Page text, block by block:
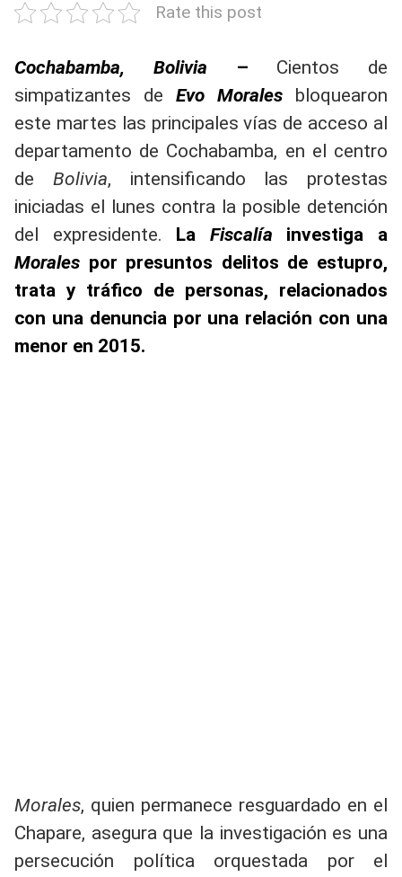
Rate this post
Cochabamba, Bolivia – Cientos de
simpatizantes de Evo Morales bloquearon
este martes las principales vías de acceso al
departamento de Cochabamba, en el centro
de Bolivia, intensificando las protestas
iniciadas el lunes contra la posible detención
del expresidente. La Fiscalía investiga a
Morales por presuntos delitos de estupro,
trata y tráfico de personas, relacionados
con una denuncia por una relación con una
menor en 2015.
Morales, quien permanece resguardado en el
Chapare, asegura que la investigación es una
persecución política orquestada por el